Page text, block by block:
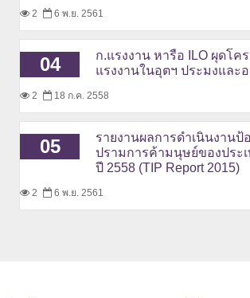
2 6 พ.ย. 2561
04
ก.แรงงาน หารือ ILO ผุดโค
แรงงานในอุตฯ ประมงและ
2 18 ก.ค. 2558
05
รายงานผลการดำเนินงานป้
ปรามการค้ามนุษย์ของประ
ปี 2558 (TIP Report 2015)
2 6 พ.ย. 2561